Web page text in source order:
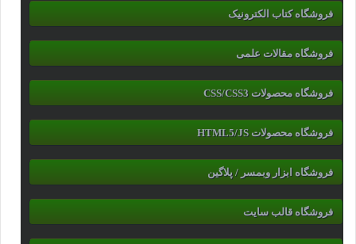
فروشگاه کتاب الکترونیک
فروشگاه مقالات علمی
فروشگاه محصولات CSS/CSS3
فروشگاه محصولات HTML5/JS
فروشگاه ابزار وبمسر / پلاگین
فروشگاه قالب سایت